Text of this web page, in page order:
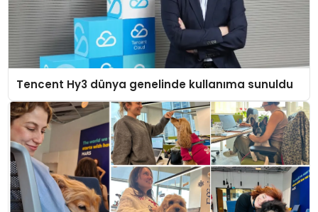
Tencent Hy3 dünya genelinde kullanıma sunuldu